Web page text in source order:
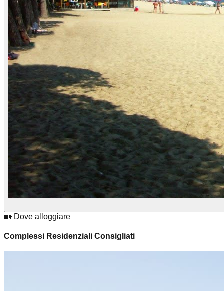
🏡 Dove alloggiare
Complessi Residenziali Consigliati